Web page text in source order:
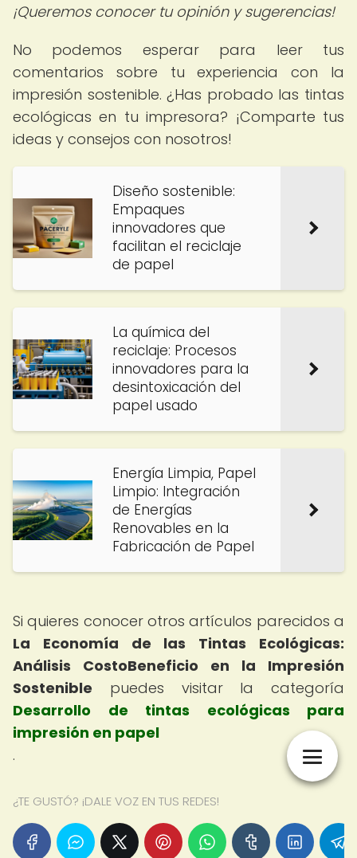
¡Queremos conocer tu opinión y sugerencias!
No podemos esperar para leer tus
comentarios sobre tu experiencia con la
impresión sostenible. ¿Has probado las tintas
ecológicas en tu impresora? ¡Comparte tus
ideas y consejos con nosotros!
Diseño sostenible:
Empaques
innovadores que
facilitan el reciclaje
de papel
La química del
reciclaje: Procesos
innovadores para la
desintoxicación del
papel usado
Energía Limpia, Papel
Limpio: Integración
de Energías
Renovables en la
Fabricación de Papel
Si quieres conocer otros artículos parecidos a
La Economía de las Tintas Ecológicas:
Análisis CostoBeneficio en la Impresión
Sostenible puedes visitar la categoría
Desarrollo de tintas ecológicas para
impresión en papel
.
¿TE GUSTÓ? ¡DALE VOZ EN TUS REDES!